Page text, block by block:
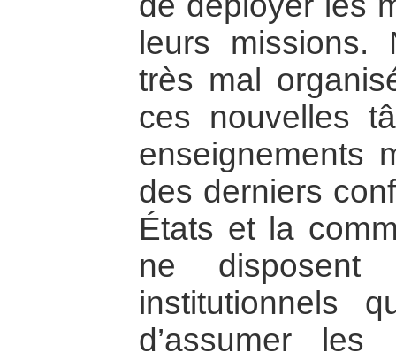
leurs missions.
très mal
ces nouvelles
enseignements
des derniers
États et la
ne
institutionnels
d’assumer